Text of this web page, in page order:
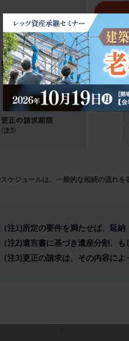
ケジュールは、一般的な相続の流れを
（注1)所定の要件を満たせば、延
（注2)遺言書に基づき遺産分割、
（注3)更正の請求は、その内容によ